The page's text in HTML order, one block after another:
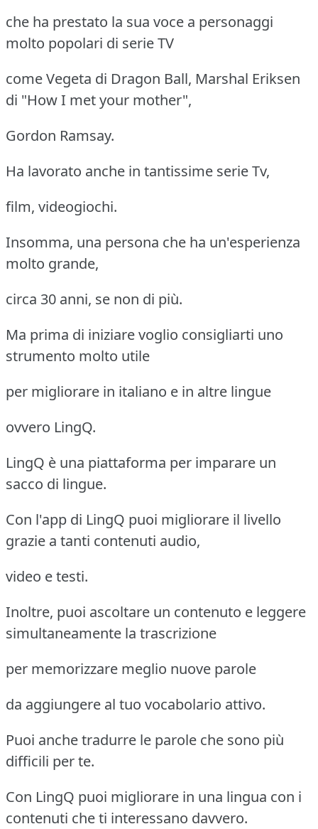
che ha prestato la sua voce a personaggi
molto popolari di serie TV
come Vegeta di Dragon Ball, Marshal Eriksen
di "How I met your mother",
Gordon Ramsay.
Ha lavorato anche in tantissime serie Tv,
film, videogiochi.
Insomma, una persona che ha un'esperienza
molto grande,
circa 30 anni, se non di più.
Ma prima di iniziare voglio consigliarti uno
strumento molto utile
per migliorare in italiano e in altre lingue
ovvero LingQ.
LingQ è una piattaforma per imparare un
sacco di lingue.
Con l'app di LingQ puoi migliorare il livello
grazie a tanti contenuti audio,
video e testi.
Inoltre, puoi ascoltare un contenuto e leggere
simultaneamente la trascrizione
per memorizzare meglio nuove parole
da aggiungere al tuo vocabolario attivo.
Puoi anche tradurre le parole che sono più
difficili per te.
Con LingQ puoi migliorare in una lingua con i
contenuti che ti interessano davvero.